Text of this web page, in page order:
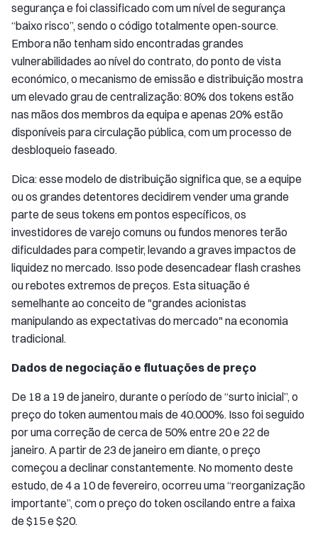
segurança e foi classificado com um nível de segurança
“baixo risco”, sendo o código totalmente open-source.
Embora não tenham sido encontradas grandes
vulnerabilidades ao nível do contrato, do ponto de vista
económico, o mecanismo de emissão e distribuição mostra
um elevado grau de centralização: 80% dos tokens estão
nas mãos dos membros da equipa e apenas 20% estão
disponíveis para circulação pública, com um processo de
desbloqueio faseado.
Dica: esse modelo de distribuição significa que, se a equipe
ou os grandes detentores decidirem vender uma grande
parte de seus tokens em pontos específicos, os
investidores de varejo comuns ou fundos menores terão
dificuldades para competir, levando a graves impactos de
liquidez no mercado. Isso pode desencadear flash crashes
ou rebotes extremos de preços. Esta situação é
semelhante ao conceito de "grandes acionistas
manipulando as expectativas do mercado" na economia
tradicional.
Dados de negociação e flutuações de preço
De 18 a 19 de janeiro, durante o período de “surto inicial”, o
preço do token aumentou mais de 40.000%. Isso foi seguido
por uma correção de cerca de 50% entre 20 e 22 de
janeiro. A partir de 23 de janeiro em diante, o preço
começou a declinar constantemente. No momento deste
estudo, de 4 a 10 de fevereiro, ocorreu uma “reorganização
importante”, com o preço do token oscilando entre a faixa
de $15 e $20.